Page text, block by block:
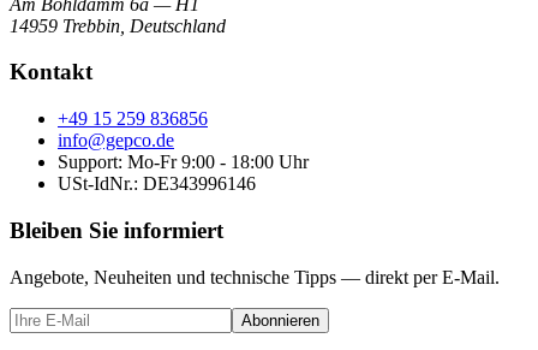
14959 Trebbin Deutschland
Kontakt
+49 15 259 836856
info@gepco.de
Support: Mo-Fr 9:00 - 18:00 Uhr
USt-IdNr.: DE343996146
Bleiben Sie informiert
Angebote, Neuheiten und technische Tipps — direkt per E-Mail.
Abonnieren